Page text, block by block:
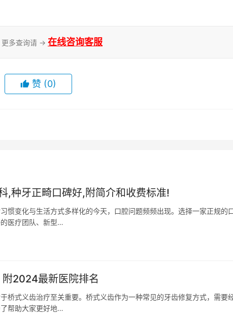
更多查询请 → 在线咨询客服
赞 (0)
,种牙正畸口碑好,附简介和收费标准!
惯变化与生活方式多样化的今天，口腔问题频频出现。选择一家正规的
医疗团队、新型…
2024最新医院排名
桥式义齿治疗至关重要。桥式义齿作为一种常见的牙齿修复方式，需要
帮助大家更好地…